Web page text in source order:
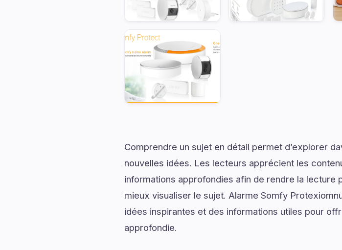
Comprendre un sujet en détail permet d’explorer
nouvelles idées. Les lecteurs apprécient les
informations approfondies afin de rendre la lecture
mieux visualiser le sujet. Alarme Somfy
idées inspirantes et des informations utiles pour
approfondie.